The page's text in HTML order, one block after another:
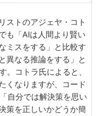
ストのアジェヤ・コト
も「AIは人間より賢い
ミスをする」と比較す
異なる推論をする」と
。コトラ氏によると、
くなりますが、コード
自分では解決策を思い
策を正しいかどうか簡